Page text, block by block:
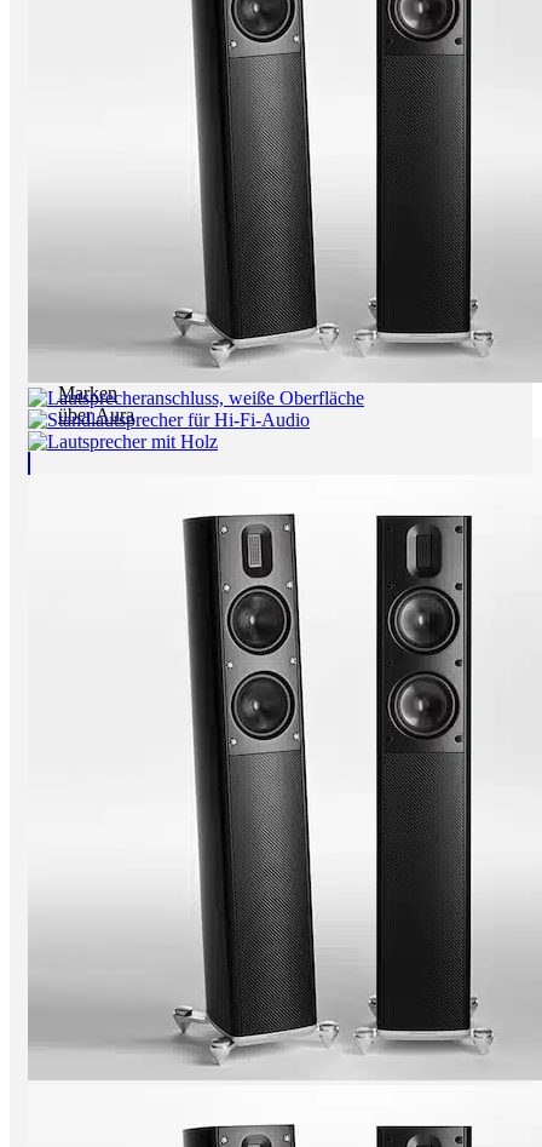
Füße, Racks, Boards
Füße, Dämpfer, Spikes
Racks, Ständer, Boards
Raumakustik
Kabel + Strom
Lautsprecherkabel
Digitalkabel
NF Kabel
Kabel Meterware
Stecker
Rund um den Strom
Sale
Einzelstücke
Gebrauchtes
Sounds Clever
Neuzugänge
Marken
über Aura